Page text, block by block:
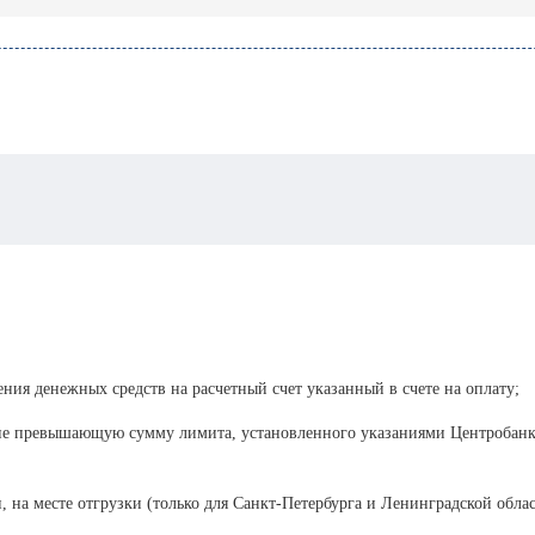
денежных средств на расчетный счет указанный в счете на оплату;
превышающую сумму лимита, установленного указаниями
на месте отгрузки (только для Санкт-Петербурга и Ленинградской